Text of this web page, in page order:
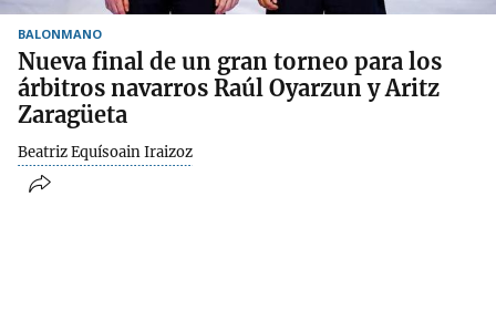
BALONMANO
Nueva final de un gran torneo para los
árbitros navarros Raúl Oyarzun y Aritz
Zaragüeta
Beatriz Equísoain Iraizoz